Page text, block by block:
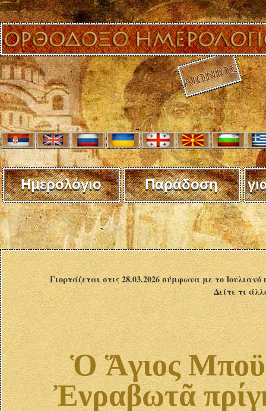
Ημερολόγιο Παράδοση
Γιορτάζεται στις 28.03.2026 σύμφωνα με το
Δείτε τι
Ὁ Ἅγιος
Ἐνραβωτᾶ